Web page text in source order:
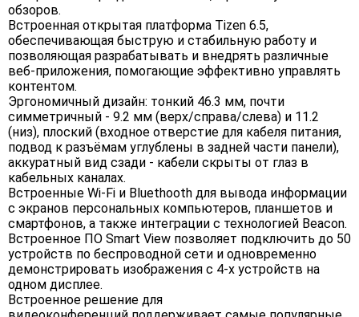
обзоров.
Встроенная открытая платформа Tizen 6.5,
обеспечивающая быструю и стабильную работу и
позволяющая разрабатывать и внедрять различные
веб-приложения, помогающие эффективно управлять
контентом.
Эргономичный дизайн: тонкий 46.3 мм, почти
симметричный - 9.2 мм (верх/справа/слева) и 11.2
(низ), плоский (входное отверстие для кабеля питания,
подвод к разъёмам углублены в задней части панели),
аккуратный вид сзади - кабели скрыты от глаз в
кабельных каналах.
Встроенные Wi-Fi и Bluethooth для вывода информации
с экранов персональных компьютеров, планшетов и
смартфонов, а также интеграции с технологией Beacon.
Встроенное ПО Smart View позволяет подключить до 50
устройств по беспроводной сети и одновременно
демонстрировать изображения с 4-х устройств на
одном дисплее.
Встроенное решение для